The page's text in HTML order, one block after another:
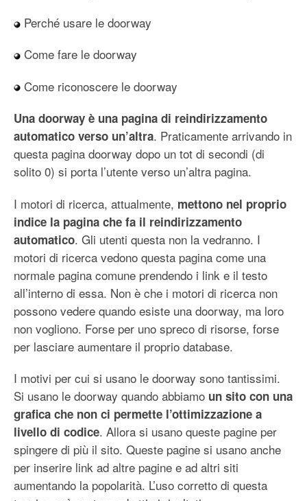
Perché usare le doorway
Come fare le doorway
Come riconoscere le doorway
Una doorway è una pagina di reindirizzamento
automatico verso un’altra. Praticamente arrivando in
questa pagina doorway dopo un tot di secondi (di
solito 0) si porta l’utente verso un’altra pagina.
I motori di ricerca, attualmente, mettono nel proprio
indice la pagina che fa il reindirizzamento
automatico. Gli utenti questa non la vedranno. I
motori di ricerca vedono questa pagina come una
normale pagina comune prendendo i link e il testo
all’interno di essa. Non è che i motori di ricerca non
possono vedere quando esiste una doorway, ma loro
non vogliono. Forse per uno spreco di risorse, forse
per lasciare aumentare il proprio database.
I motivi per cui si usano le doorway sono tantissimi.
Si usano le doorway quando abbiamo un sito con una
grafica che non ci permette l’ottimizzazione a
livello di codice. Allora si usano queste pagine per
spingere di più il sito. Queste pagine si usano anche
per inserire link ad altre pagine e ad altri siti
aumentando la popolarità. L’uso corretto di questa